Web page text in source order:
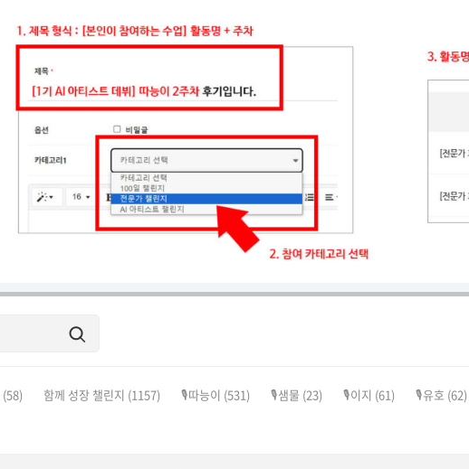
(58) 함께 성장 챌린지 (1157) 🎙️따능이 (531) 🎙️샘물 (23) 🎙️이지 (61) 🎙️유호 (62)